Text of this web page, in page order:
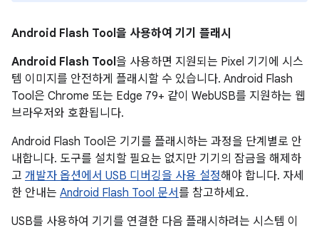
Android Flash Tool을 사용하여 기기 플래시
Android Flash Tool 을 사용하면 지원되는 Pixel 기기에 시스
템 이미지를 안전하게 플래시할 수 있습니다. Android Flash
Tool은 Chrome 또는 Edge 79+ 같이 WebUSB를 지원하는 웹
브라우저와 호환됩니다.
Android Flash Tool은 기기를 플래시하는 과정을 단계별로 안
내합니다. 도구를 설치할 필요는 없지만 기기의 잠금을 해제하
고 개발자 옵션에서 USB 디버깅을 사용 설정해야 합니다. 자세
한 안내는 Android Flash Tool 문서를 참고하세요.
USB를 사용하여 기기를 연결한 다음 플래시하려는 시스템 이